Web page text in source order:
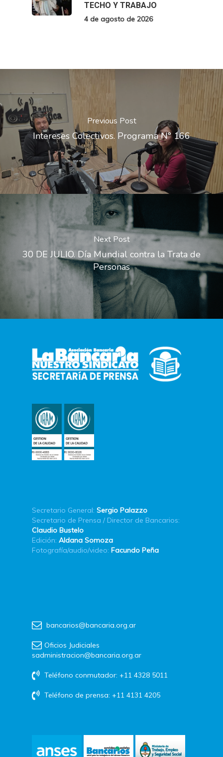
TECHO Y TRABAJO
4 de agosto de 2026
Previous Post
Intereses Colectivos. Programa N° 166
Next Post
30 DE JULIO. Día Mundial contra la Trata de
Personas
Secretario General: Sergio Palazzo
Secretario de Prensa / Director de Bancarios:
Claudio Bustelo
Edición: Aldana Somoza
Fotografía/audio/video: Facundo Peña
bancarios@bancaria.org.ar
Oficios Judiciales
sadministracion@bancaria.org.ar
Teléfono conmutador: +11 4328 5011
Teléfono de prensa: +11 4131 4205